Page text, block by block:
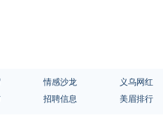
情感沙龙 义乌网红
招聘信息 美眉排行